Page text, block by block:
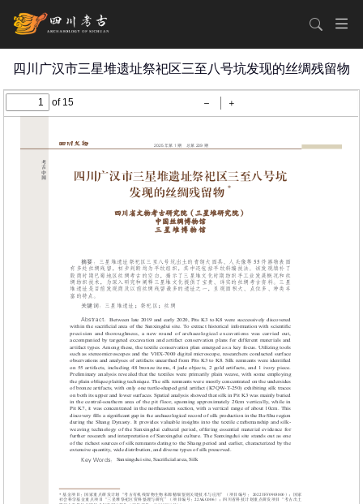
四川广汉市三星堆遗址祭祀区三至八号坑发现的丝绸残留物